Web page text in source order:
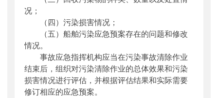
况；
（四）污染损害情况；
（五）船舶污染应急预案存在的问题和修改
情况。
事故应急指挥机构应当在污染事故清除作业
结束后，组织对污染清除作业的总体效果和污染
损害情况进行评估，并根据评估结果和实际需要
修订相应的应急预案。